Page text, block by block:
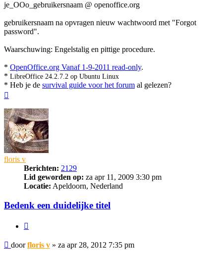
je_OOo_gebruikersnaam @ openoffice.org
gebruikersnaam na opvragen nieuw wachtwoord met "Forgot
password".
Waarschuwing: Engelstalig en pittige procedure.
* OpenOffice.org Vanaf 1-9-2011 read-only.
* LibreOffice 24.2.7.2 op Ubuntu Linux
* Heb je de survival guide voor het forum al gelezen?
floris v
Berichten: 2129
Lid geworden op: za apr 11, 2009 3:30 pm
Locatie: Apeldoorn, Nederland
Bedenk een duidelijke titel
Bericht
doorfloris v » za apr 28, 2012 7:35 pm